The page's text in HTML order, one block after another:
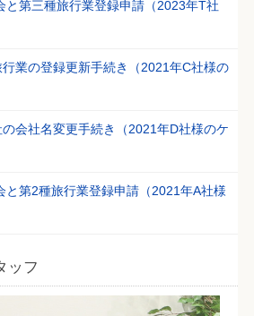
と第三種旅行業登録申請（2023年T社
行業の登録更新手続き（2021年C社様の
の会社名変更手続き（2021年D社様のケ
と第2種旅行業登録申請（2021年A社様
ッフ